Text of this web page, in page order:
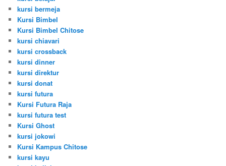
kursi bermeja
Kursi Bimbel
Kursi Bimbel Chitose
kursi chiavari
kursi crossback
kursi dinner
kursi direktur
kursi donat
kursi futura
Kursi Futura Raja
kursi futura test
Kursi Ghost
kursi jokowi
Kursi Kampus Chitose
kursi kayu